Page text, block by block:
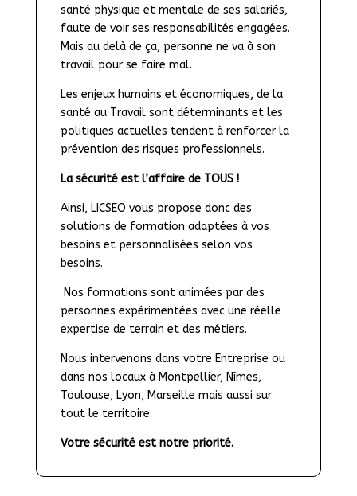
santé physique et mentale de ses salariés,
faute de voir ses responsabilités engagées.
Mais au delà de ça, personne ne va à son
travail pour se faire mal.
Les enjeux humains et économiques, de la
santé au Travail sont déterminants et les
politiques actuelles tendent à renforcer la
prévention des risques professionnels.
La sécurité est l’affaire de TOUS !
Ainsi, LICSEO vous propose donc des
solutions de formation adaptées à vos
besoins et personnalisées selon vos
besoins.
Nos formations sont animées par des
personnes expérimentées avec une réelle
expertise de terrain et des métiers.
Nous intervenons dans votre Entreprise ou
dans nos locaux à Montpellier, Nîmes,
Toulouse, Lyon, Marseille mais aussi sur
tout le territoire.
Votre sécurité est notre priorité.